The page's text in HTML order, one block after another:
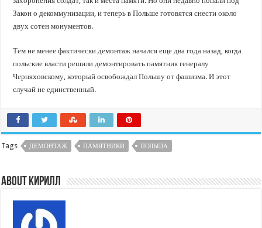
Закон о декоммунизации, и теперь в Польше готовятся снести около
двух сотен монументов.
Тем не менее фактически демонтаж начался еще два года назад, когда
польские власти решили демонтировать памятник генералу
Черняховскому, который освобождал Польшу от фашизма. И этот
случай не единственный.
Tags ДЕМОНТАЖ ПАМЯТНИКИ ПОЛЬША
About Кирилл